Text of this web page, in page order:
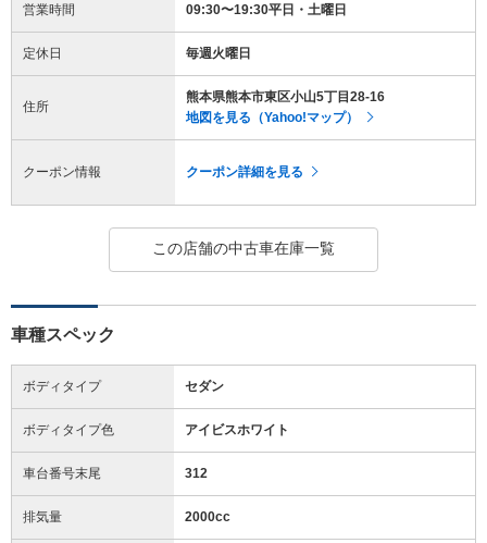
営業時間 09:30〜19:30平日・土曜日
定休日 毎週火曜日
住所
熊本県熊本市東区小山5丁目28-16
地図を見る（Yahoo!マップ）
クーポン情報 クーポン詳細を見る
この店舗の中古車在庫一覧
車種スペック
ボディタイプ セダン
ボディタイプ色 アイビスホワイト
車台番号末尾 312
排気量 2000cc